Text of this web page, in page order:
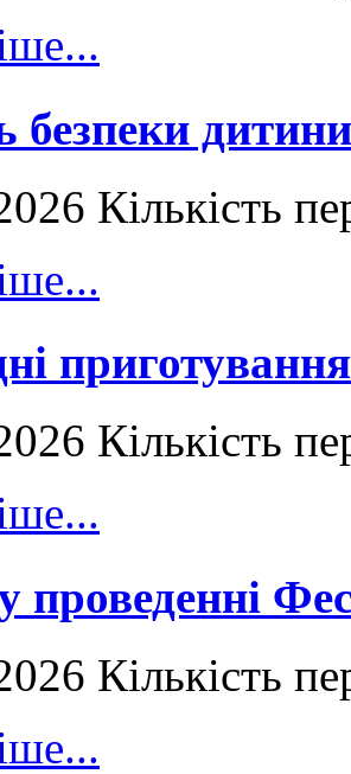
безпеки
Кількість
приготування
Кількість
проведенні
Кількість